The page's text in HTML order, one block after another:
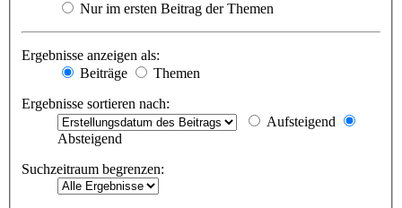
Nur im ersten Beitrag der Themen
Ergebnisse anzeigen als:
Beiträge
Themen
Ergebnisse sortieren nach:
Aufsteigend
Absteigend
Suchzeitraum begrenzen: